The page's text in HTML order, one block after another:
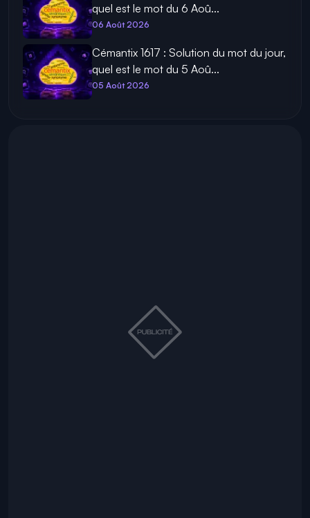
quel est le mot du 6 Aoû...
06 Août 2026
Cémantix 1617 : Solution du mot du jour,
quel est le mot du 5 Aoû...
05 Août 2026